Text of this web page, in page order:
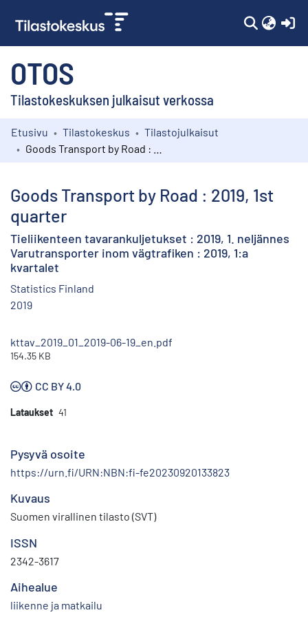
OTOS
Tilastokeskuksen julkaisut verkossa
Kokoelmat
Etusivu Tilastokeskus
Tilastojulkaisut
Goods Transport by Road : 2019, 1st
quarter
Tieliikenteen tavarankuljetukset : 2019, 1. neljännes
Varutransporter inom vägtrafiken : 2019, 1:a
kvartalet
Statistics Finland
2019
kttav_2019_01_2019-06-19_en.pdf
154.35 KB
CC BY 4.0
Lataukset 41
Pysyvä osoite
https://urn.fi/URN:NBN:fi-fe20230920133823
Kuvaus
Suomen virallinen tilasto (SVT)
ISSN
2342-3617
Aihealue
liikenne ja matkailu